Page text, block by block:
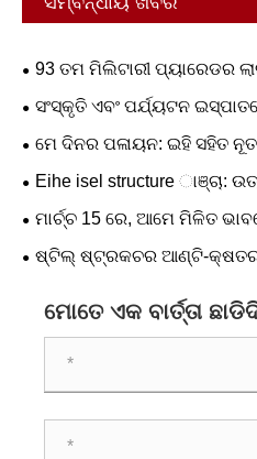
93 ତମ ମିଲିଟାରୀ ପ୍ୟାରେଡର
ଇସ୍ପାତ ସଂରଚନା ଗୋଷ୍ଠୀ ସଂଗଠିତ
ସଂସ୍କୃତି ଏବଂ ପର୍ଯ୍ୟଟନ
ଆପଣଙ୍କୁ ପ୍ରଥମେ ଅନୁସନ୍ଧାନ
ମାଷ୍ଟରପିସ୍ ପ୍ରାସାଦ |
ମେ ଦିନର ପଳାୟନ: ଇହି ସହିତ
ଆବିଷ୍କାର କରନ୍ତୁ |
Eihe isel structure ାଞ୍ଚା:
ସମ୍ପୂର୍ଣ୍ଣ ବାଷ୍ପ ପୂର୍ବ ଉଚ୍ଚତାରେ
ମାର୍ଚ୍ଚ 15 ରେ, ଆମେ ମିଳିତ
exmony ପ୍ରତିଶ୍ରୁତି କରୁ |
ଷ୍ଟିଲ୍ ଷ୍ଟ୍ରକଚର ଆଣ୍ଟି-
ମୋତେ ଏକ ବାର୍ତ୍ତା